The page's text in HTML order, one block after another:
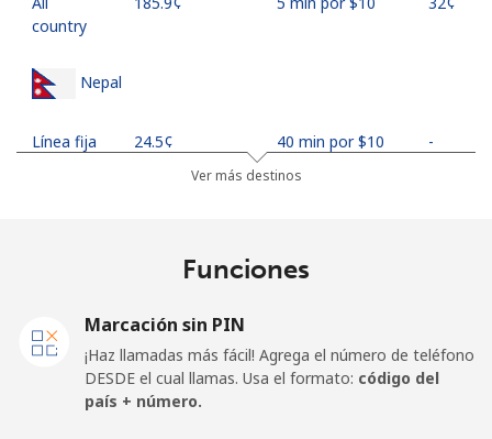
country
Nepal
Línea fija ⁦24.5¢⁩ 40 min por ⁦$10⁩ -
⁦22.5¢⁩ 44 min por ⁦$10⁩ ⁦13¢⁩
Ver más destinos
Funciones
Marcación sin PIN
¡Haz llamadas más fácil! Agrega el número de teléfono
DESDE el cual llamas. Usa el formato: código del
país + número.